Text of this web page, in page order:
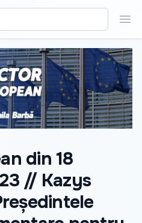
din 18
// Kazys